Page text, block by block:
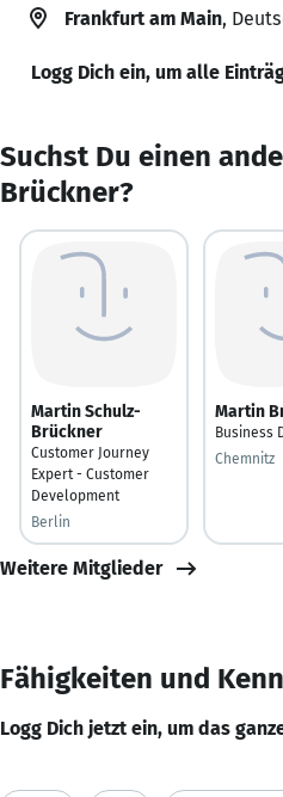
Frankfurt am Main,
Logg Dich ein, um alle
Suchst Du einen
Brückner?
Martin Schulz-
Brückner
Customer Journey
Expert - Customer
Development
Berlin
Martin
Business
Chemnitz
Weitere Mitglieder
Fähigkeiten und
Logg Dich jetzt ein, um das